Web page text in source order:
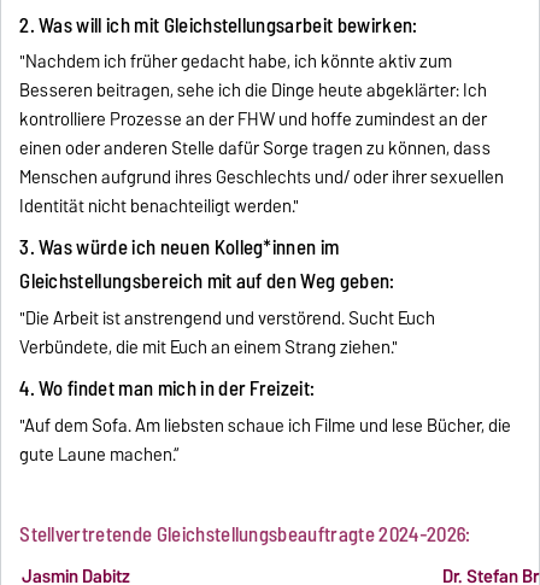
2. Was will ich mit Gleichstellungsarbeit bewirken:
"Nachdem ich früher gedacht habe, ich könnte aktiv zum
Besseren beitragen, sehe ich die Dinge heute abgeklärter: Ich
kontrolliere Prozesse an der FHW und hoffe zumindest an der
einen oder anderen Stelle dafür Sorge tragen zu können, dass
Menschen aufgrund ihres Geschlechts und/ oder ihrer sexuellen
Identität nicht benachteiligt werden."
3. Was würde ich neuen Kolleg*innen im
Gleichstellungsbereich mit auf den Weg geben:
"Die Arbeit ist anstrengend und verstörend. Sucht Euch
Verbündete, die mit Euch an einem Strang ziehen."
4. Wo findet man mich in der Freizeit:
"Auf dem Sofa. Am liebsten schaue ich Filme und lese Bücher, die
gute Laune machen.“
Stellvertretende Gleichstellungsbeauftragte 2024-2026:
Jasmin Dabitz
Dr. Stefan